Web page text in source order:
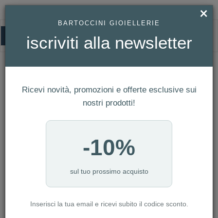
HOMEPAGE
OROLOGIO HAMILTON - KHAKI FIELD AUTOMATIC REF. H70455133
Automatic Ref. H70455133
×
BARTOCCINI GIOIELLERIE
iscriviti alla newsletter
Ricevi novità, promozioni e offerte esclusive sui
nostri prodotti!
-10%
sul tuo prossimo acquisto
Inserisci la tua email e ricevi subito il codice sconto.